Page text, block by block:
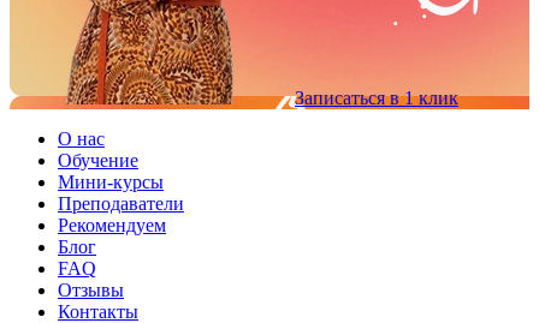
Записаться в 1 клик
О нас
Обучение
Мини-курсы
Преподаватели
Рекомендуем
Блог
FAQ
Отзывы
Контакты